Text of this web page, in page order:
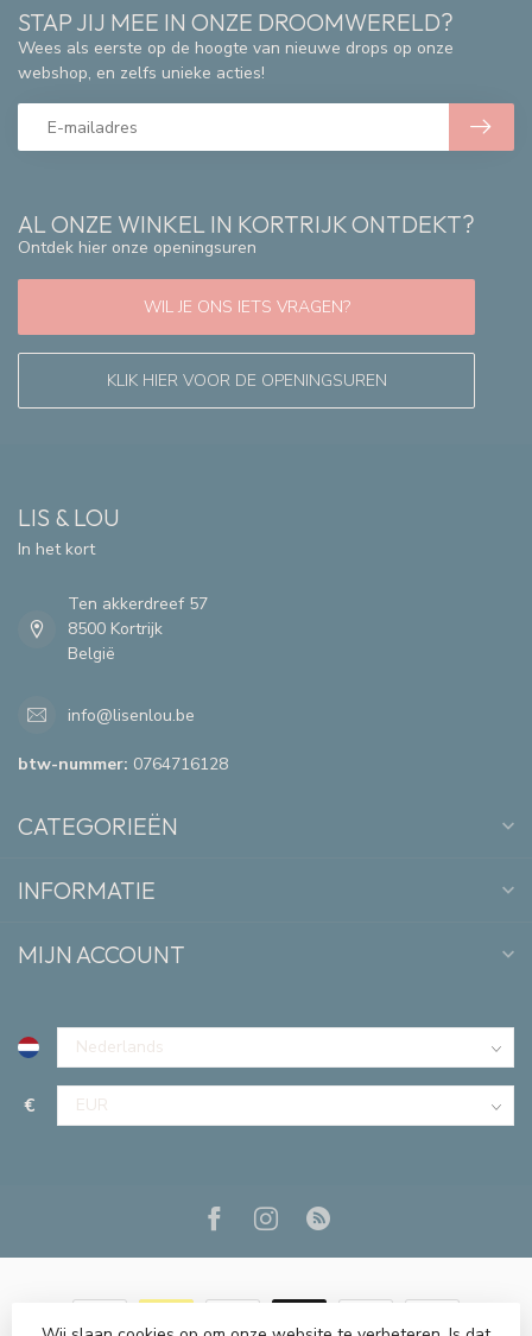
AL ONZE WINKEL IN KORTRIJK ONTDEKT?
Ontdek hier onze openingsuren
WIL JE ONS IETS VRAGEN?
KLIK HIER VOOR DE OPENINGSUREN
STAP JIJ MEE IN ONZE DROOMWERELD?
Wees als eerste op de hoogte van nieuwe drops op onze
webshop, en zelfs unieke acties!
LIS & LOU
In het kort
Ten akkerdreef 57
8500 Kortrijk
België
info@lisenlou.be
btw-nummer: 0764716128
CATEGORIEËN
INFORMATIE
MIJN ACCOUNT
€